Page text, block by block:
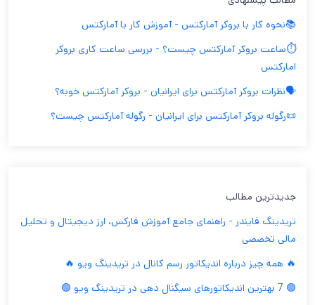
📚نحوه کار با بروکر آمارکتس - آموزش کار با آمارکتس
⏱️ساعت بروکر آمارکتس چیست؟ - بررسی ساعت کاری بروکر
امارکتس
🗣️نظرات بروکر آمارکتس برای ایرانیان - بروکر آمارکتس خوبه؟
📜رگوله بروکر آمارکتس برای ایرانیان - رگوله آمارکتس چیست؟
جدیدترین مطالب
تریدینگ فایندر - راهنمای جامع آموزش فارکس، ارز دیجیتال و تحلیل
مالی تخصصی
🔥 همه چیز درباره اندیکاتور رسم کانال در تریدینگ ویو 🔥
🟢 7 بهترین اندیکاتورهای سیگنال دهی در تریدینگ ویو 🟢